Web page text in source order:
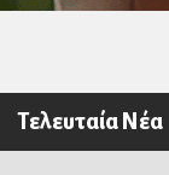
Τελευταία Νέα